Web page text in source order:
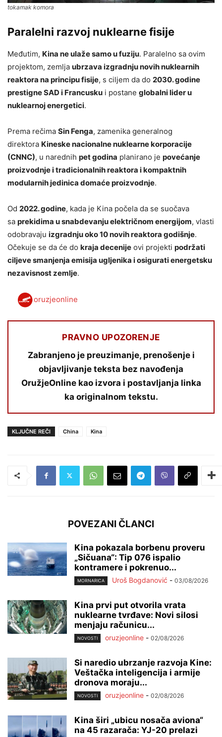
tokamak komora
Paralelni razvoj nuklearne fisije
Međutim, Kina ne ulaže samo u fuziju. Paralelno sa ovim
projektom, zemlja ubrzava izgradnju novih nuklearnih
reaktora na principu fisije, s ciljem da do 2030. godine
prestigne SAD i Francusku i postane globalni lider u
nuklearnoj energetici.
Prema rečima Sin Fenga, zamenika generalnog
direktora Kineske nacionalne nuklearne korporacije
(CNNC), u narednih pet godina planirano je povećanje
proizvodnje i tradicionalnih reaktora i kompaktnih
modularnih jedinica domaće proizvodnje.
Od 2022. godine, kada je Kina počela da se suočava
sa prekidima u snabdevanju električnom energijom, vlasti
odobravaju izgradnju oko 10 novih reaktora godišnje.
Očekuje se da će do kraja decenije ovi projekti podržati
ciljeve smanjenja emisija ugljenika i osigurati energetsku
nezavisnost zemlje.
oruzjeonline
PRAVNO UPOZORENJE
Zabranjeno je preuzimanje, prenošenje i
objavljivanje teksta bez navođenja
OružjeOnline kao izvora i postavljanja linka
ka originalnom tekstu.
KLJUČNE REČI China Kina
POVEZANI ČLANCI
Kina pokazala borbenu proveru
„Sičuana“: Tip 076 ispalio
kontramere i pokrenuo...
MORNARICA Uroš Bogdanović - 03/08/2026
Kina prvi put otvorila vrata
nuklearne tvrđave: Novi silosi
menjaju računicu...
NOVOSTI oruzjeonline - 02/08/2026
Si naredio ubrzanje razvoja Kine:
Veštačka inteligencija i armije
dronova moraju...
NOVOSTI oruzjeonline - 02/08/2026
Kina širi „ubicu nosača aviona“
na 45 razarača: YJ-20 prelazi